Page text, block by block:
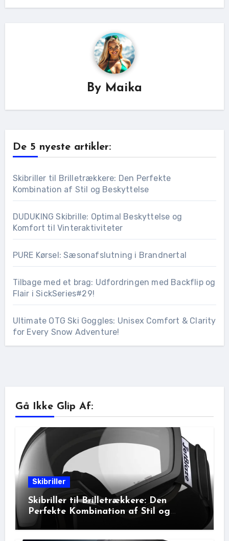
By Maika
De 5 nyeste artikler:
Skibriller til Brilletrækkere: Den Perfekte
Kombination af Stil og Beskyttelse
DUDUKING Skibrille: Optimal Beskyttelse og
Komfort til Vinteraktiviteter
PURE Kørsel: Sæsonafslutning i Brandnertal
Tilbage med et brag: Udfordringen med Backflip og
Flair i SickSeries#29!
Ultimate OTG Ski Goggles: Unisex Comfort & Clarity
for Every Snow Adventure!
Gå Ikke Glip Af:
Skibriller
Skibriller til Brilletrækkere: Den
Perfekte Kombination af Stil og
Beskyttelse